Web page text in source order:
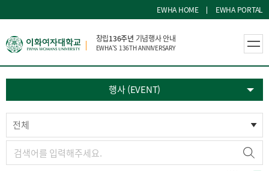
EWHA HOME EWHA PORTAL
창립136주년 기념행사 안내
EWHA'S 136TH ANNIVERSARY
행사 (EVENT)
전체